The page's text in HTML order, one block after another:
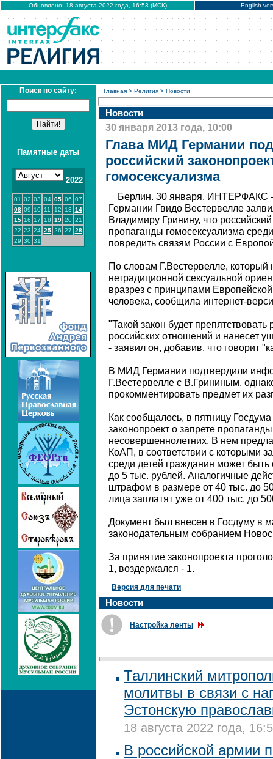
Обновлено: 18 августа 2022 года, 16:53 (МСК) English
Поиск по сайту:
Памятные даты
2022
01 02 03 04 05 06 07
08 09 10 11 12 13 14
15 16 17 18 19 20 21
22 23 24 25 26 27 28
29 30 31
Главная > Религия > Новости
Новости
30 января 2013 года, 10:00
Глава МИД Германии
российский
гомосексуализма
Берлин. 30 января. ИНТЕРФАКС
Германии Гвидо Вестервелле
Владимиру Гринину, что
пропаганды гомосексуализма
повредить связям России с
По словам Г.Вестервелле, который
нетрадиционной сексуальной
вразрез с принципами
человека, сообщила интернет-
"Такой закон будет
российских отношений и нанесет
- заявил он, добавив, что говорит
В МИД Германии подтвердили
Г.Вестервелле с В.Грининым,
прокомментировать предмет их
Как сообщалось, в пятницу
законопроект о запрете
несовершеннолетних. В нем
КоАП, в соответствии с которыми
среди детей гражданин может
до 5 тыс. рублей. Аналогичные
штрафом в размере от 40 тыс. до
лица заплатят уже от 400 тыс. до
Документ был внесен в Госдуму в
законодательным собранием
За принятие законопроекта
1, воздержался - 1.
Версия для печати
Новости
Настройка ленты
Таллинский
молитвы в связи с
Эстонскую
18 августа 2022 года,
В российской армии